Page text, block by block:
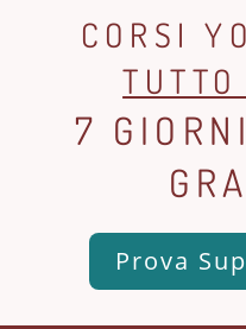
CORSI
7
Prova